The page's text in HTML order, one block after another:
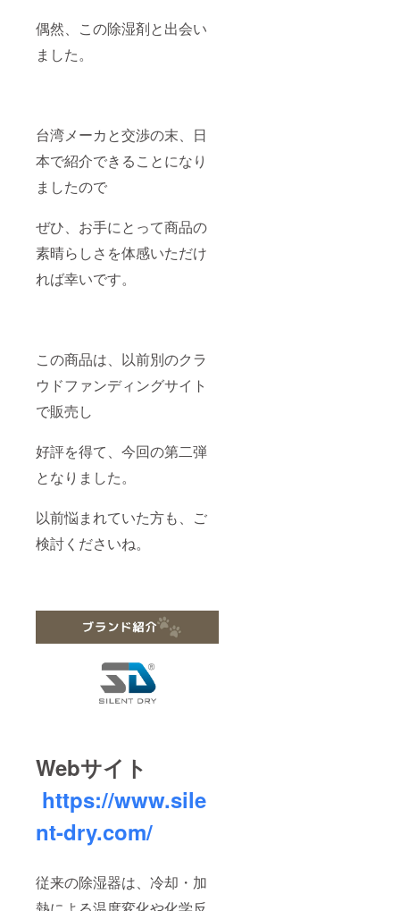
偶然、この除湿剤と出会い
ました。
台湾メーカと交渉の末、日
本で紹介できることになり
ましたので
ぜひ、お手にとって商品の
素晴らしさを体感いただけ
れば幸いです。
この商品は、以前別のクラ
ウドファンディングサイト
で販売し
好評を得て、今回の第二弾
となりました。
以前悩まれていた方も、ご
検討くださいね。
Webサイト
https://www.sile
nt-dry.com/
従来の除湿器は、冷却・加